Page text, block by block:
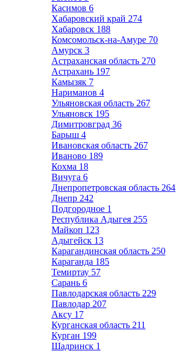
Касимов 6
Хабаровский край 274
Хабаровск 188
Комсомольск-на-Амуре 70
Амурск 3
Астраханская область 270
Астрахань 197
Камызяк 7
Нариманов 4
Ульяновская область 267
Ульяновск 195
Димитровград 36
Барыш 4
Ивановская область 267
Иваново 189
Кохма 18
Вичуга 6
Днепропетровская область 264
Днепр 242
Подгородное 1
Республика Адыгея 255
Майкоп 123
Адыгейск 13
Карагандинская область 250
Караганда 185
Темиртау 57
Сарань 6
Павлодарская область 229
Павлодар 207
Аксу 17
Курганская область 211
Курган 199
Шадринск 1